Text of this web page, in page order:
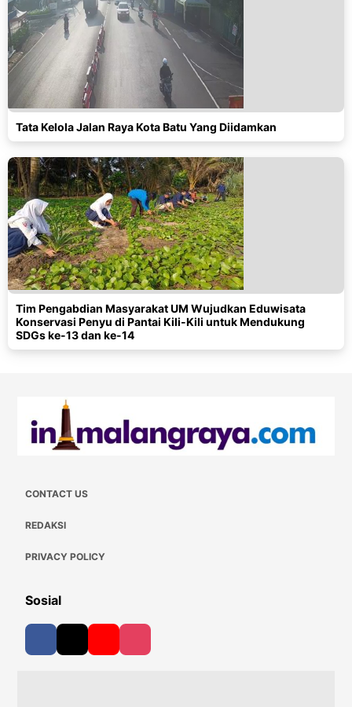
Tata Kelola Jalan Raya Kota Batu Yang Diidamkan
Tim Pengabdian Masyarakat UM Wujudkan Eduwisata
Konservasi Penyu di Pantai Kili-Kili untuk Mendukung
SDGs ke-13 dan ke-14
CONTACT US
REDAKSI
PRIVACY POLICY
Sosial